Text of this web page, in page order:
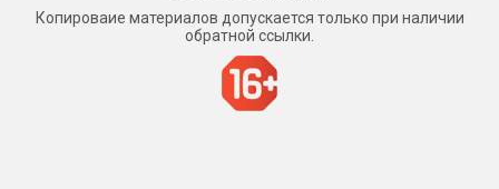
Копироваие материалов допускается только при наличии
обратной ссылки.